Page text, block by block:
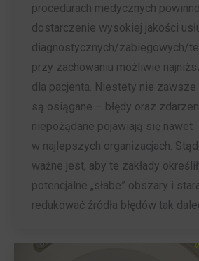
procedurach medycznych
dostarczenie wysokiej jakości
diagnostycznych/zabiegowych/
przy zachowaniu możliwie
dla pacjenta. Niestety nie
są osiągane – błędy oraz
niepożądane pojawiają się nawet
w najlepszych organizacjach.
ważne jest, aby te zakłady
potencjalne „słabe” obszary i
redukować źródła błędów tak